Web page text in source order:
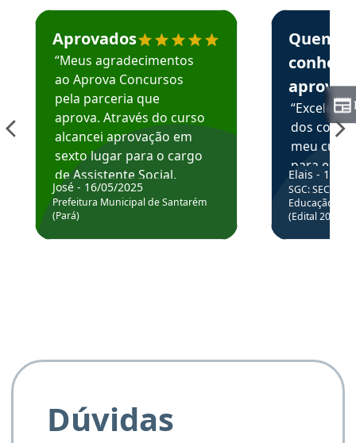
Estudante José recomenda o Aprova Concursos em
Aprovados
“Meus agradecimentos
ao Aprova Concursos
pela parceria que
aprova. Através do curso
alcancei aprovação em
sexto lugar para o cargo
de Assistente Social.
Hoje estou atuando na
Prefeitura de Santarém.
José - 16/05/2025
Prefeitura Municipal de Santarém
(Pará)
Estudante
Quem
aprova
dos
meu
para
colocar
através
de
Elais - 15/
SGC: SEC BA
Educação
(Edital
Dúvidas